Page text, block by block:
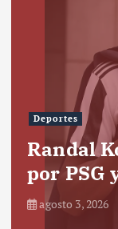
Deportes
Randal
por PSG
agosto 3, 2026